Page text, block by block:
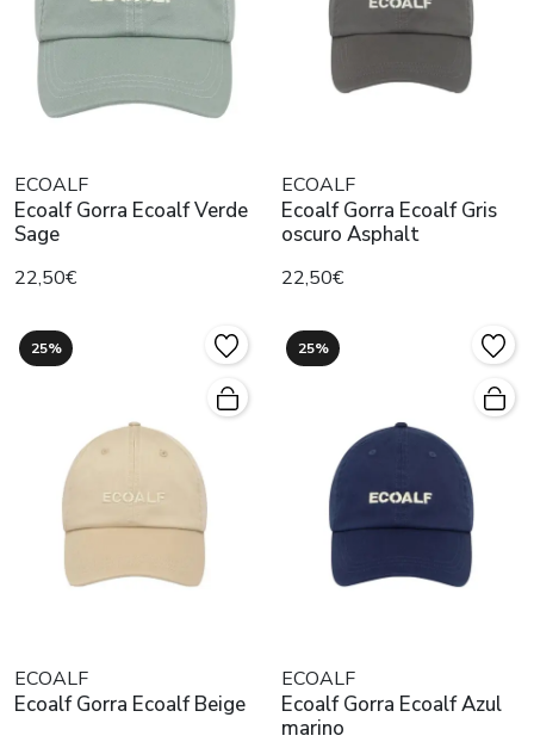
ECOALF
Ecoalf Gorra Ecoalf Verde
Sage
22,50€
ECOALF
Ecoalf Gorra Ecoalf Gris
oscuro Asphalt
22,50€
25%
ECOALF
Ecoalf Gorra Ecoalf Beige
25%
ECOALF
Ecoalf Gorra Ecoalf Azul
marino